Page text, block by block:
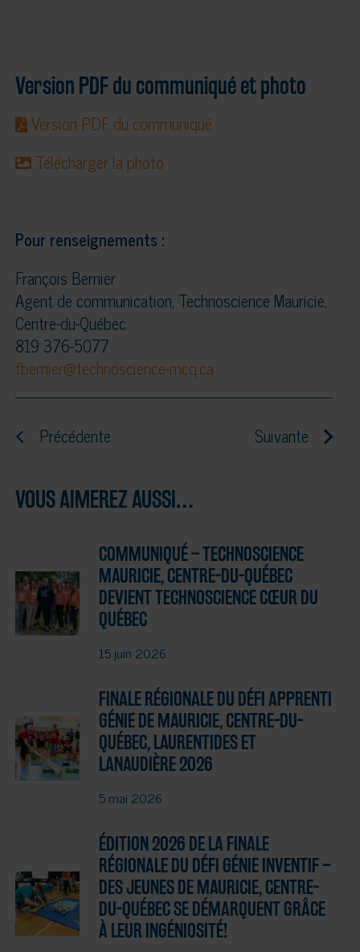
Version PDF du communiqué et photo
Version PDF du communiqué
Télécharger la photo
Pour renseignements :
François Bernier
Agent de communication, Technoscience Mauricie,
Centre-du-Québec
819 376-5077
fbernier@technoscience-mcq.ca
Précédente Suivante
VOUS AIMEREZ AUSSI…
COMMUNIQUÉ – TECHNOSCIENCE
MAURICIE, CENTRE-DU-QUÉBEC
DEVIENT TECHNOSCIENCE CŒUR DU
QUÉBEC
15 juin 2026
FINALE RÉGIONALE DU DÉFI APPRENTI
GÉNIE DE MAURICIE, CENTRE-DU-
QUÉBEC, LAURENTIDES ET
LANAUDIÈRE 2026
5 mai 2026
ÉDITION 2026 DE LA FINALE
RÉGIONALE DU DÉFI GÉNIE INVENTIF –
DES JEUNES DE MAURICIE, CENTRE-
DU-QUÉBEC SE DÉMARQUENT GRÂCE
À LEUR INGÉNIOSITÉ!